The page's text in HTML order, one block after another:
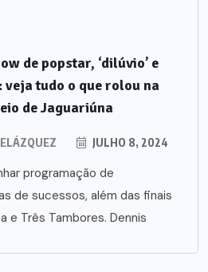
de popstar, ‘dilúvio’ e
veja tudo o que rolou na
de Jaguariúna
JULHO 8, 2024
programação de
de sucessos, além das finais
e Três Tambores. Dennis